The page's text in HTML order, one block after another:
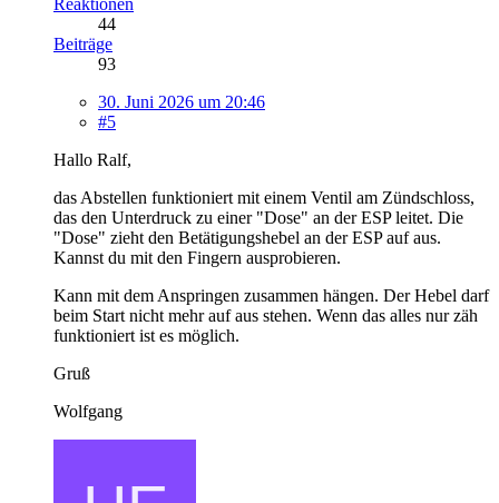
44
Beiträge
93
30. Juni 2026 um 20:46
#5
Hallo Ralf,
das Abstellen funktioniert mit einem Ventil am Zündschloss,
das den Unterdruck zu einer "Dose" an der ESP leitet. Die
"Dose" zieht den Betätigungshebel an der ESP auf aus.
Kannst du mit den Fingern ausprobieren.
Kann mit dem Anspringen zusammen hängen. Der Hebel darf
beim Start nicht mehr auf aus stehen. Wenn das alles nur zäh
funktioniert ist es möglich.
Gruß
Wolfgang